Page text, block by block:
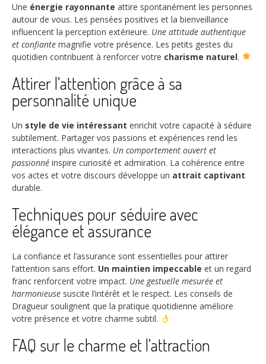
Une énergie rayonnante attire spontanément les personnes
autour de vous. Les pensées positives et la bienveillance
influencent la perception extérieure. Une attitude authentique
et confiante magnifie votre présence. Les petits gestes du
quotidien contribuent à renforcer votre charisme naturel.
Attirer l’attention grâce à sa
personnalité unique
Un style de vie intéressant enrichit votre capacité à séduire
subtilement. Partager vos passions et expériences rend les
interactions plus vivantes. Un comportement ouvert et
passionné inspire curiosité et admiration. La cohérence entre
vos actes et votre discours développe un attrait captivant
durable.
Techniques pour séduire avec
élégance et assurance
La confiance et l’assurance sont essentielles pour attirer
l’attention sans effort. Un maintien impeccable et un regard
franc renforcent votre impact. Une gestuelle mesurée et
harmonieuse suscite l’intérêt et le respect. Les conseils de
Dragueur soulignent que la pratique quotidienne améliore
votre présence et votre charme subtil.
FAQ sur le charme et l’attraction